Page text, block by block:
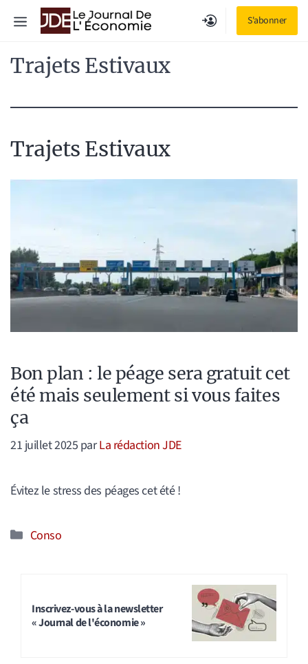
S'abonner
Menu
Trajets Estivaux
Trajets Estivaux
Bon plan : le péage sera gratuit cet
été mais seulement si vous faites
ça
21 juillet 2025 parLa rédaction JDE
Évitez le stress des péages cet été !
Catégories
Conso
Inscrivez-vous à la newsletter
« Journal de l'économie »